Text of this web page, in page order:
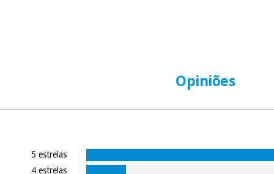
Opiniões
5 estrelas
4 estrelas